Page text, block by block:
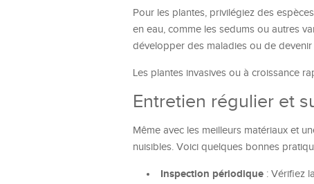
Pour les plantes, privilégiez des
en eau, comme les sedums ou autres
développer des maladies ou de
Les plantes invasives ou à croissance
Entretien régulier et
Même avec les meilleurs matériaux et
nuisibles. Voici quelques bonnes
Inspection périodique : Vérifiez